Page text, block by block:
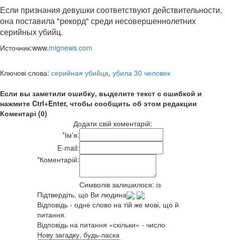
Если признания девушки соответствуют действительности,
она поставила "рекорд" среди несовершеннолетних
серийных убийц.
Источник:www.mignews.com
Ключові слова: серийная убийца, убила 30 человек
Если вы заметили ошибку, выделите текст с ошибкой и
нажмите Ctrl+Enter, чтобы сообщить об этом редакции
Коментарі (0)
Додати свій коментарій:
*Ім'я:
E-mail:
*Коментарій:
Символів залишилося: із
Підтвердіть, що Ви людина
Відповідь - одне слово на тій же мові, що й
питання.
Відповідь на питання «скільки» - число
Нову загадку, будь-ласка